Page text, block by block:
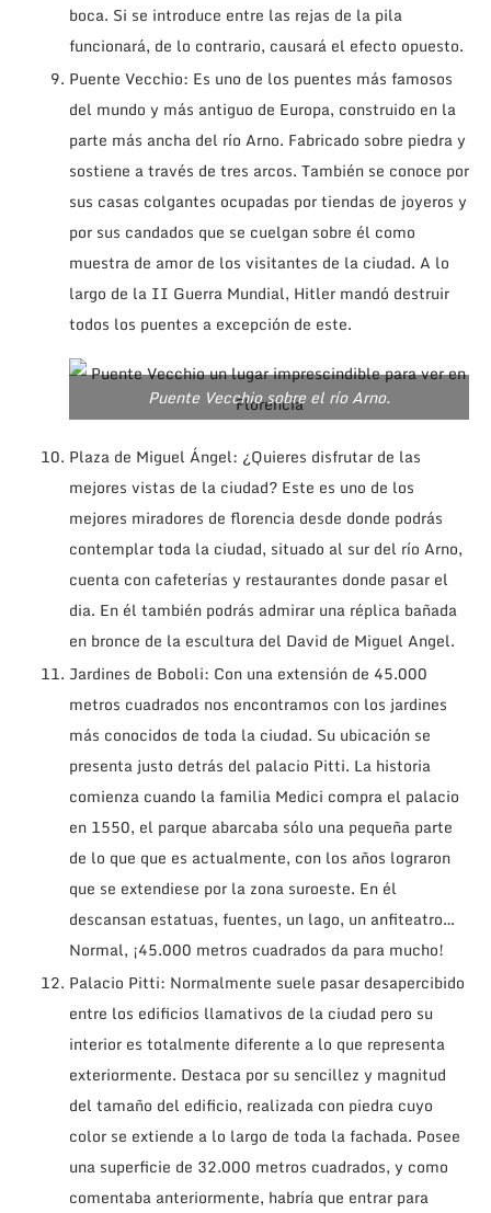
boca. Si se introduce entre las rejas de la pila
funcionará, de lo contrario, causará el efecto opuesto.
Puente Vecchio: Es uno de los puentes más famosos
del mundo y más antiguo de Europa, construido en la
parte más ancha del río Arno. Fabricado sobre piedra y
sostiene a través de tres arcos. También se conoce por
sus casas colgantes ocupadas por tiendas de joyeros y
por sus candados que se cuelgan sobre él como
muestra de amor de los visitantes de la ciudad. A lo
largo de la II Guerra Mundial, Hitler mandó destruir
todos los puentes a excepción de este.
Puente Vecchio sobre el río Arno.
Plaza de Miguel Ángel: ¿Quieres disfrutar de las
mejores vistas de la ciudad? Este es uno de los
mejores miradores de florencia desde donde podrás
contemplar toda la ciudad, situado al sur del río Arno,
cuenta con cafeterías y restaurantes donde pasar el
dia. En él también podrás admirar una réplica bañada
en bronce de la escultura del David de Miguel Angel.
Jardines de Boboli: Con una extensión de 45.000
metros cuadrados nos encontramos con los jardines
más conocidos de toda la ciudad. Su ubicación se
presenta justo detrás del palacio Pitti. La historia
comienza cuando la familia Medici compra el palacio
en 1550, el parque abarcaba sólo una pequeña parte
de lo que que es actualmente, con los años lograron
que se extendiese por la zona suroeste. En él
descansan estatuas, fuentes, un lago, un anfiteatro…
Normal, ¡45.000 metros cuadrados da para mucho!
Palacio Pitti: Normalmente suele pasar desapercibido
entre los edificios llamativos de la ciudad pero su
interior es totalmente diferente a lo que representa
exteriormente. Destaca por su sencillez y magnitud
del tamaño del edificio, realizada con piedra cuyo
color se extiende a lo largo de toda la fachada. Posee
una superficie de 32.000 metros cuadrados, y como
comentaba anteriormente, habría que entrar para